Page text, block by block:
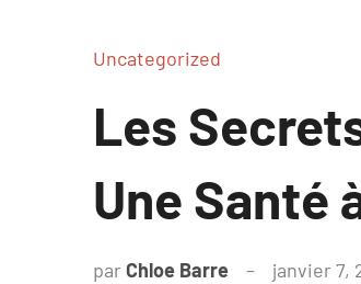
Uncategorized
Les
Une Santé
par Chloe Barre janvier 7,